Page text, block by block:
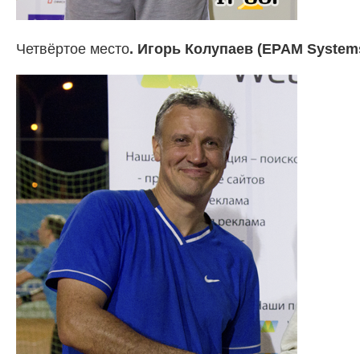
Четвёртое место. Игорь Колупаев (EPAM